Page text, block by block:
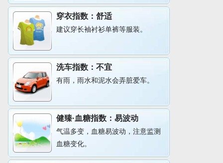
穿衣指数： 舒适
建议穿长袖衬衫单裤等服装。
洗车指数： 不宜
有雨，雨水和泥水会弄脏爱车。
健臻·血糖指数： 易波动
气温多变，血糖易波动，注意监测
血糖变化。